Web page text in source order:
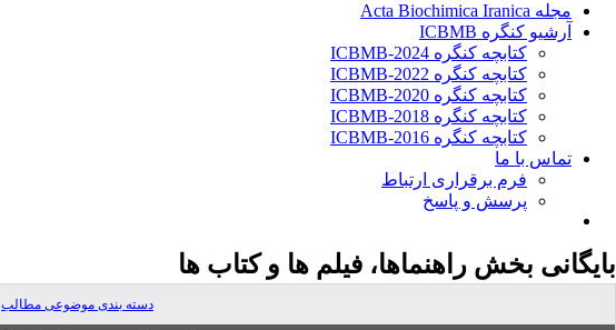
مجله Acta Biochimica Iranica
آرشیو کنگره ICBMB
کتابچه کنگره ICBMB-2024
کتابچه کنگره ICBMB-2022
کتابچه کنگره ICBMB-2020
کتابچه کنگره ICBMB-2018
کتابچه کنگره ICBMB-2016
تماس با ما
فرم برقراری ارتباط
پرسش و پاسخ
بایگانی بخش راهنماها، فیلم ها و کتاب ها
دسته بندی موضوعی مطالب